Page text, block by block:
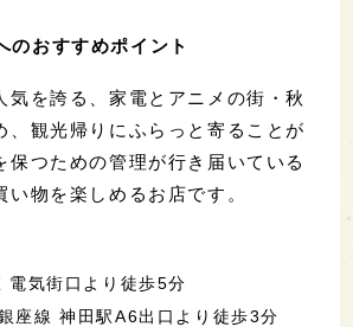
のおすすめポイント
気を誇る、家電とアニメの街・秋
、観光帰りにふらっと寄ることが
保つための管理が行き届いている
い物を楽しめるお店です。
電気街口より徒歩5分
座線 神田駅A6出口より徒歩3分